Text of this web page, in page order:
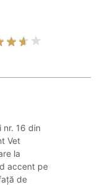
nr. 16 din
Vet
la
accent pe
de